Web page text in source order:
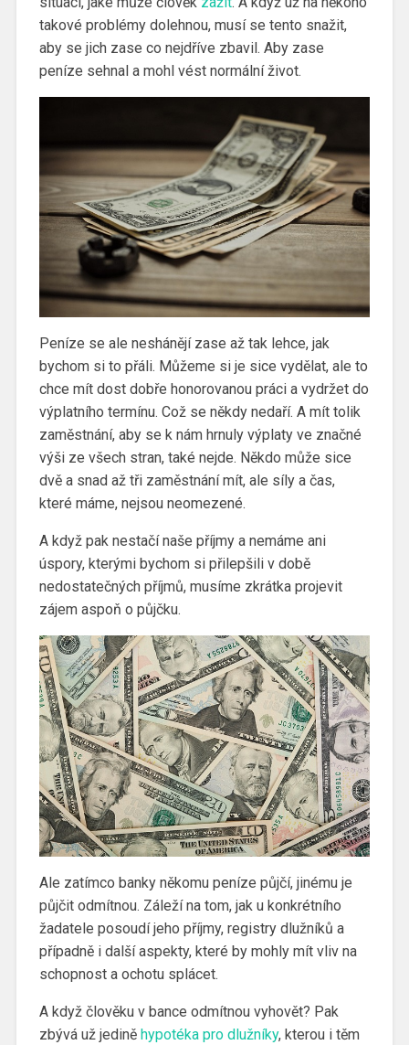
takové problémy dolehnou, musí se tento snažit,
aby se jich zase co nejdříve zbavil. Aby zase
peníze sehnal a mohl vést normální život.
Peníze se ale neshánějí zase až tak lehce, jak
bychom si to přáli. Můžeme si je sice vydělat, ale to
chce mít dost dobře honorovanou práci a vydržet do
výplatního termínu. Což se někdy nedaří. A mít tolik
zaměstnání, aby se k nám hrnuly výplaty ve značné
výši ze všech stran, také nejde. Někdo může sice
dvě a snad až tři zaměstnání mít, ale síly a čas,
které máme, nejsou neomezené.
A když pak nestačí naše příjmy a nemáme ani
úspory, kterými bychom si přilepšili v době
nedostatečných příjmů, musíme zkrátka projevit
zájem aspoň o půjčku.
Ale zatímco banky někomu peníze půjčí, jinému je
půjčit odmítnou. Záleží na tom, jak u konkrétního
žadatele posoudí jeho příjmy, registry dlužníků a
případně i další aspekty, které by mohly mít vliv na
schopnost a ochotu splácet.
A když člověku v bance odmítnou vyhovět? Pak
zbývá už jedině hypotéka pro dlužníky, kterou i těm